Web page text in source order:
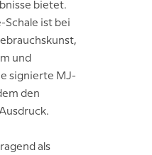
bietet.
Schale ist bei
und
signierte MJ-
den
als